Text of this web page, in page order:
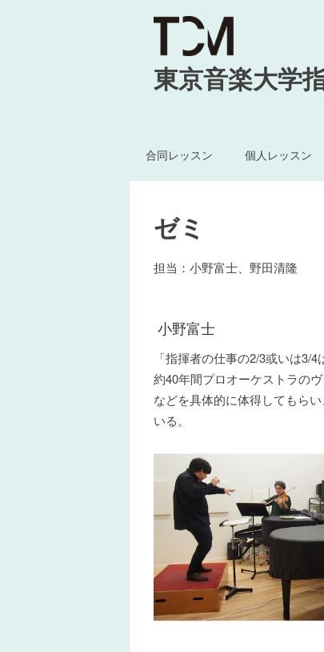
東京音楽大学
合同レッスン 個人レッスン
ゼミ
担当：小野富士、野田清隆
小野富士
「指揮者の仕事の2/3或いは3/
約40年間プロオーケストラの
などを具体的に体得してもら
いる。